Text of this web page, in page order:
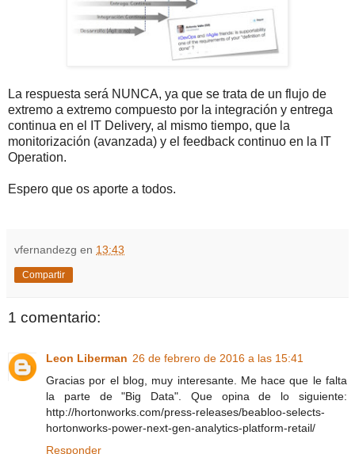
La respuesta será NUNCA, ya que se trata de un flujo de
extremo a extremo compuesto por la integración y entrega
continua en el IT Delivery, al mismo tiempo, que la
monitorización (avanzada) y el feedback continuo en la IT
Operation.
Espero que os aporte a todos.
vfernandezg en 13:43
Compartir
1 comentario:
Leon Liberman 26 de febrero de 2016 a las 15:41
Gracias por el blog, muy interesante. Me hace que le falta
la parte de "Big Data". Que opina de lo siguiente:
http://hortonworks.com/press-releases/beabloo-selects-
hortonworks-power-next-gen-analytics-platform-retail/
Responder